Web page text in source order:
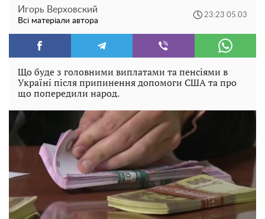
Игорь Верховский
Всі матеріали автора
23:23 05.03
Що буде з головними виплатами та пенсіями в
Україні після припинення допомоги США та про
що попередили народ.